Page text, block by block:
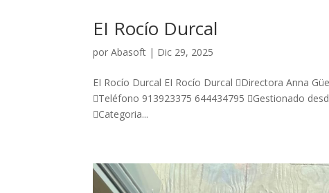
EI Rocío Durcal
porAbasoft | Dic 29, 2025
EI Rocío Durcal EI Rocío Durcal Directora Anna
Teléfono 913923375 644434795 Gestionado
Categoria...